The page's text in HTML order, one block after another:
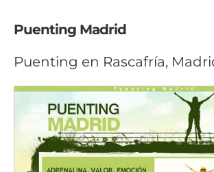
Puenting Madrid
Puenting en Rascafría,